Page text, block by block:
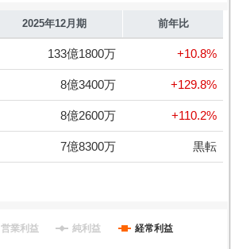
2025年12月期 前年比
133億1800万 +10.8%
8億3400万 +129.8%
8億2600万 +110.2%
7億8300万 黒転
営業利益 純利益 経常利益